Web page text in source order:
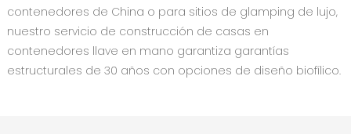
contenedores de China o para sitios de glamping de lujo,
nuestro servicio de construcción de casas en
contenedores llave en mano garantiza garantías
estructurales de 30 años con opciones de diseño biofílico.